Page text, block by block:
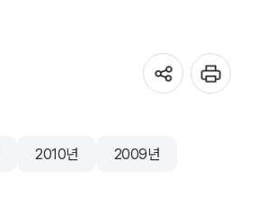
2010년 2009년